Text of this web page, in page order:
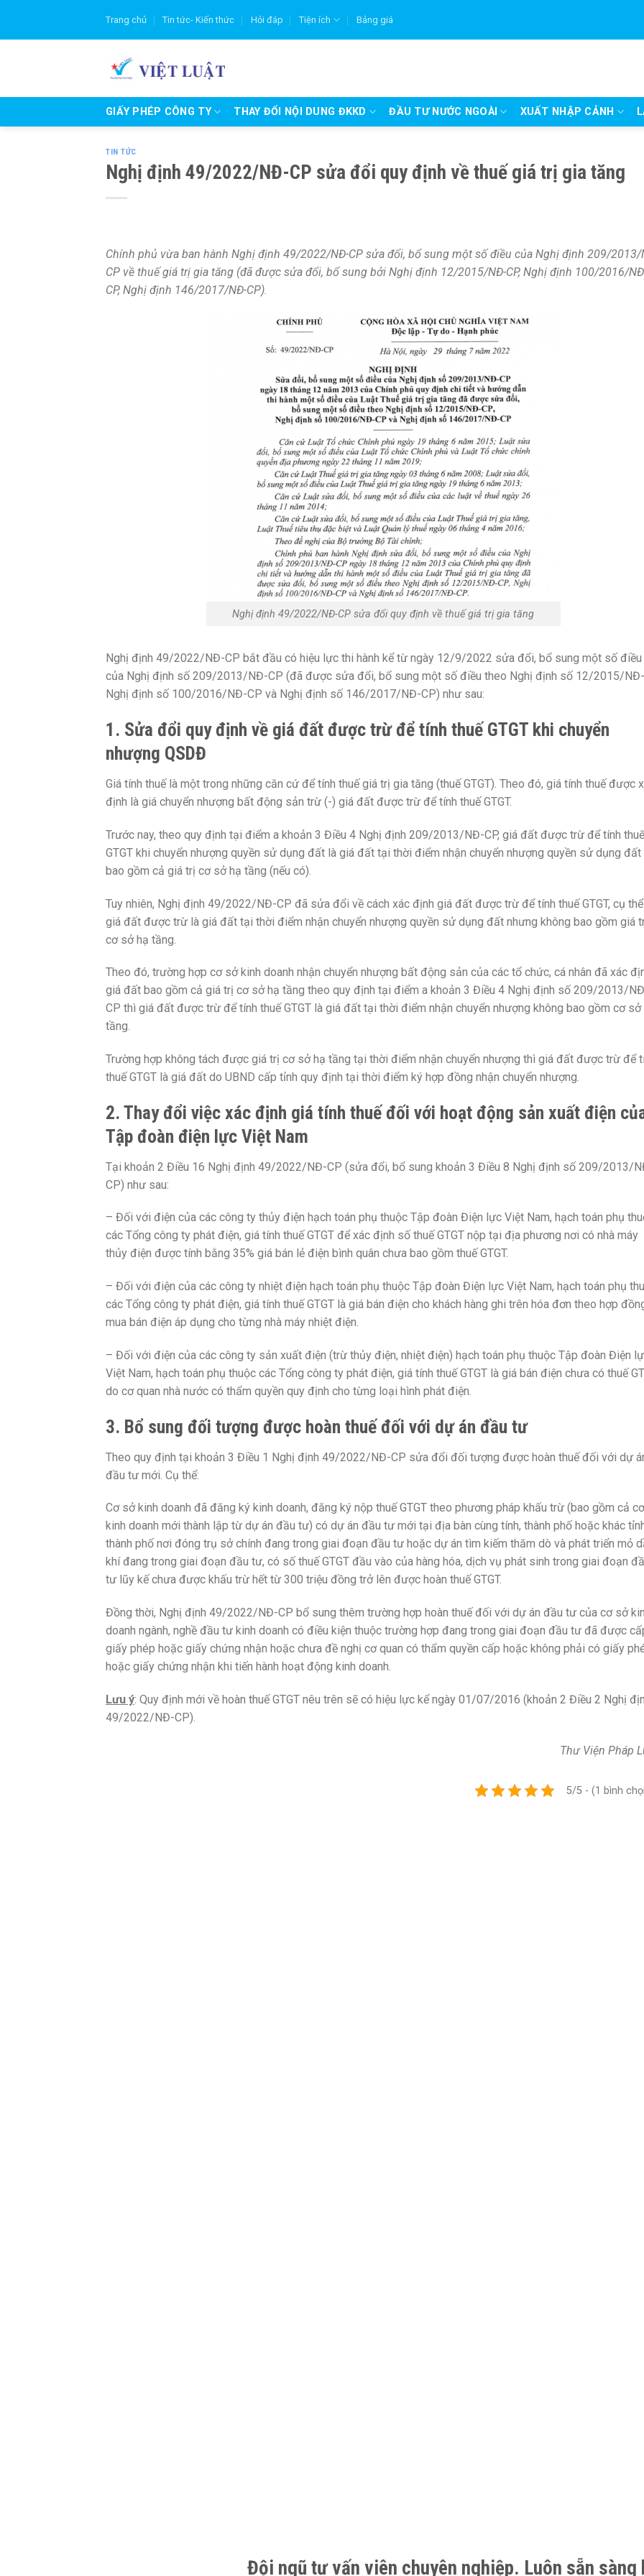
content
Trang chủ Tin tức- Kiến thức Hỏi đáp Tiện ích Bảng giá
GIẤY PHÉP CÔNG TY THAY ĐỔI NỘI DUNG ĐKKD ĐẦU TƯ NƯỚC NGOÀI XUẤT NHẬP CẢNH
TIN TỨC
Nghị định 49/2022/NĐ-CP sửa đổi quy định về thuế giá trị gia tăng
Chính phủ vừa ban hành Nghị định 49/2022/NĐ-CP sửa đổi, bổ sung một số điều của Nghị định 209/2013/
CP về thuế giá trị gia tăng (đã được sửa đổi, bổ sung bởi Nghị định 12/2015/NĐ-CP, Nghị định 100/2016/
CP, Nghị định 146/2017/NĐ-CP).
Nghị định 49/2022/NĐ-CP sửa đổi quy định về thuế giá trị gia tăng
Nghị định 49/2022/NĐ-CP bắt đầu có hiệu lực thi hành kể từ ngày 12/9/2022 sửa đổi, bổ sung một số điều
của Nghị định số 209/2013/NĐ-CP (đã được sửa đổi, bổ sung một số điều theo Nghị định số 12/2015/NĐ-
Nghị định số 100/2016/NĐ-CP và Nghị định số 146/2017/NĐ-CP) như sau:
1. Sửa đổi quy định về giá đất được trừ để tính thuế GTGT khi chuyển
nhượng QSDĐ
Giá tính thuế là một trong những căn cứ để tính thuế giá trị gia tăng (thuế GTGT). Theo đó, giá tính thuế được
định là giá chuyển nhượng bất động sản trừ (-) giá đất được trừ để tính thuế GTGT.
Trước nay, theo quy định tại điểm a khoản 3 Điều 4 Nghị định 209/2013/NĐ-CP, giá đất được trừ để tính thuế
GTGT khi chuyển nhượng quyền sử dụng đất là giá đất tại thời điểm nhận chuyển nhượng quyền sử dụng đất
bao gồm cả giá trị cơ sở hạ tầng (nếu có).
Tuy nhiên, Nghị định 49/2022/NĐ-CP đã sửa đổi về cách xác định giá đất được trừ để tính thuế GTGT, cụ thể
giá đất được trừ là giá đất tại thời điểm nhận chuyển nhượng quyền sử dụng đất nhưng không bao gồm giá
cơ sở hạ tầng.
Theo đó, trường hợp cơ sở kinh doanh nhận chuyển nhượng bất động sản của các tổ chức, cá nhân đã xác
giá đất bao gồm cả giá trị cơ sở hạ tầng theo quy định tại điểm a khoản 3 Điều 4 Nghị định số 209/2013/
CP thì giá đất được trừ để tính thuế GTGT là giá đất tại thời điểm nhận chuyển nhượng không bao gồm cơ sở
tầng.
Trường hợp không tách được giá trị cơ sở hạ tầng tại thời điểm nhận chuyển nhượng thì giá đất được trừ để
thuế GTGT là giá đất do UBND cấp tỉnh quy định tại thời điểm ký hợp đồng nhận chuyển nhượng.
2. Thay đổi việc xác định giá tính thuế đối với hoạt động sản xuất điện
Tập đoàn điện lực Việt Nam
Tại khoản 2 Điều 16 Nghị định 49/2022/NĐ-CP (sửa đổi, bổ sung khoản 3 Điều 8 Nghị định số 209/2013/
CP) như sau:
– Đối với điện của các công ty thủy điện hạch toán phụ thuộc Tập đoàn Điện lực Việt Nam, hạch toán phụ
các Tổng công ty phát điện, giá tính thuế GTGT để xác định số thuế GTGT nộp tại địa phương nơi có nhà máy
thủy điện được tính bằng 35% giá bán lẻ điện bình quân chưa bao gồm thuế GTGT.
– Đối với điện của các công ty nhiệt điện hạch toán phụ thuộc Tập đoàn Điện lực Việt Nam, hạch toán phụ
các Tổng công ty phát điện, giá tính thuế GTGT là giá bán điện cho khách hàng ghi trên hóa đơn theo hợp
mua bán điện áp dụng cho từng nhà máy nhiệt điện.
– Đối với điện của các công ty sản xuất điện (trừ thủy điện, nhiệt điện) hạch toán phụ thuộc Tập đoàn Điện
Việt Nam, hạch toán phụ thuộc các Tổng công ty phát điện, giá tính thuế GTGT là giá bán điện chưa có thuế
do cơ quan nhà nước có thẩm quyền quy định cho từng loại hình phát điện.
3. Bổ sung đối tượng được hoàn thuế đối với dự án đầu tư
Theo quy định tại khoản 3 Điều 1 Nghị định 49/2022/NĐ-CP sửa đổi đối tượng được hoàn thuế đối với dự
đầu tư mới. Cụ thể:
Cơ sở kinh doanh đã đăng ký kinh doanh, đăng ký nộp thuế GTGT theo phương pháp khấu trừ (bao gồm cả
kinh doanh mới thành lập từ dự án đầu tư) có dự án đầu tư mới tại địa bàn cùng tính, thành phố hoặc khác
thành phố nơi đóng trụ sở chính đang trong giai đoạn đầu tư hoặc dự án tìm kiếm thăm dò và phát triển mỏ
khí đang trong giai đoạn đầu tư, có số thuế GTGT đầu vào của hàng hóa, dịch vụ phát sinh trong giai đoạn
tư lũy kế chưa được khấu trừ hết từ 300 triệu đồng trở lên được hoàn thuế GTGT.
Đồng thời, Nghị định 49/2022/NĐ-CP bổ sung thêm trường hợp hoàn thuế đối với dự án đầu tư của cơ sở
doanh ngành, nghề đầu tư kinh doanh có điều kiện thuộc trường hợp đang trong giai đoạn đầu tư đã được
giấy phép hoặc giấy chứng nhận hoặc chưa đề nghị cơ quan có thẩm quyền cấp hoặc không phải có giấy
hoặc giấy chứng nhận khi tiến hành hoạt động kinh doanh.
Lưu ý: Quy định mới về hoàn thuế GTGT nêu trên sẽ có hiệu lực kể ngày 01/07/2016 (khoản 2 Điều 2 Nghị
49/2022/NĐ-CP).
Thư Viện Pháp
5/5 - (1 bình
Đội ngũ tư vấn viên chuyên nghiệp. Luôn sẵn sàng